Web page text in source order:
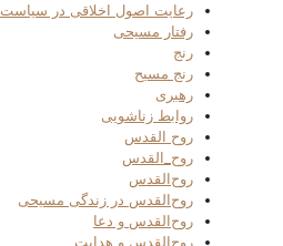
رعایت اصول اخلاقی در سیاست
رفتار مسیحی
رنج
رنج مسیح
رهبری
روابط زناشویی
روح القدس
روح_القدس
روح‌القدس
روح‌القدس در زندگی مسیحی
روح‌القدس و دعا
روح‌القدس و هدایت